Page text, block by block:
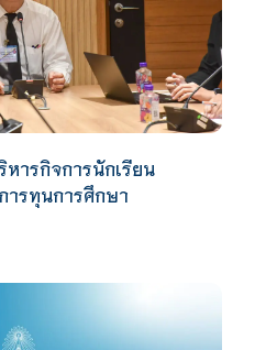
ารกิจการนักเรียน
รทุนการศึกษา